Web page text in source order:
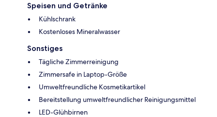
Speisen und Getränke
Kühlschrank
Kostenloses Mineralwasser
Sonstiges
Tägliche Zimmerreinigung
Zimmersafe in Laptop-Größe
Umweltfreundliche Kosmetikartikel
Bereitstellung umweltfreundlicher Reinigungsmittel
LED-Glühbirnen